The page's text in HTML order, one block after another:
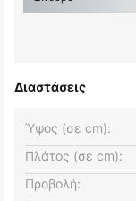
Διαστάσεις
Πλάτος (σε cm):
Ύψος (σε cm):
Προβολή: